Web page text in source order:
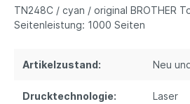
TN248C / cyan / original BROTHER
Seitenleistung: 1000 Seiten
Artikelzustand: Neu
Drucktechnologie: Laser